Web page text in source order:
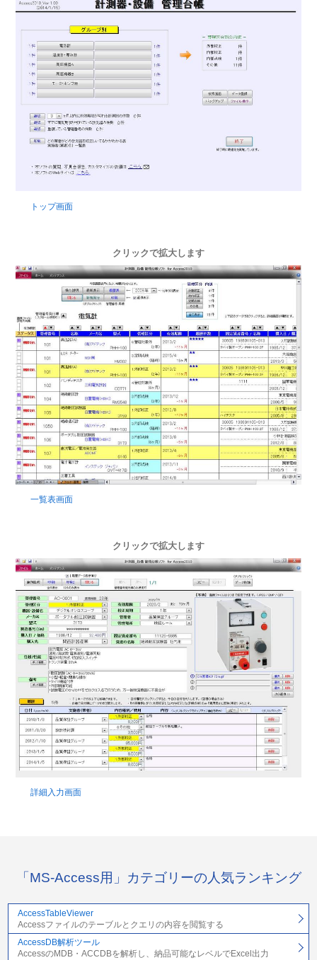
トップ画面
クリックで拡大します
一覧表画面
クリックで拡大します
詳細入力画面
「MS-Access用」カテゴリーの人気ランキング
AccessTableViewer
Accessファイルのテーブルとクエリの内容を閲覧する
AccessDB解析ツール
AccessのMDB・ACCDBを解析し、納品可能なレベルでExcel出力